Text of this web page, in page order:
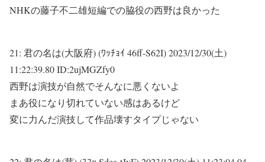
NHKの藤子不二雄短編での脇役の西野は良かった
21: 君の名は(大阪府) (ﾜｯﾁｮｲ 46ff-S62I)2023/12/30(土)
11:22:39.80 ID:2ujMGZfy0
西野は演技が自然でそんなに悪くないよ
まあ役になり切れていない感はあるけど
変に力んだ演技して作品壊すタイプじゃない